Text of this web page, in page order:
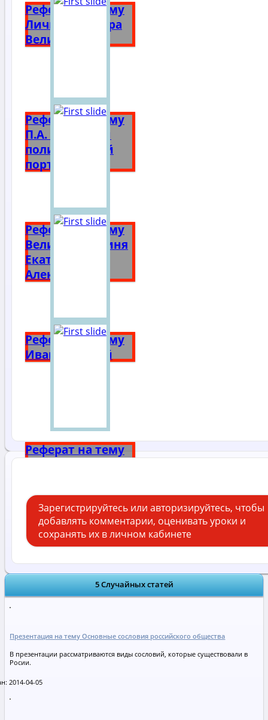
Реферат на тему
Личность Петра
Великого
Реферат на тему
П.А. Столыпин
политический
портрет
Реферат на тему
Великая княгиня
Екатерина
Алексеевна
Реферат на тему
Иван Грозный
Реферат на тему
Зарегистрируйтесь или авторизируйтесь, чтобы
добавлять комментарии, оценивать уроки и
сохранять их в личном кабинете
5 Случайных статей
Презентация на тему Основные сословия российского общества
В презентации рассматриваются виды сословий, которые существовали в
Росии.
2014-04-05